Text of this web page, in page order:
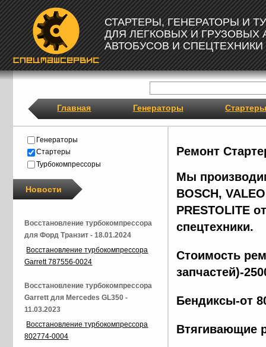
СТАРТЕРЫ, ГЕНЕРАТОРЫ И
ДЛЯ ЛЕГКОВЫХ И ГРУЗОВЫХ
АВТОБУСОВ И СПЕЦТЕХНИКИ
Главная Генераторы Стартеры
Ремонт
Мы
BOSCH,
PRESTOLITE
спецтехники.
Стоимость
запчастей)-
Бендиксы-от
Втягивающие
Генераторы
Стартеры
Турбокомпрессоры
Новости
Восстановление турбокомпрессора
для Форд Транзит - 18.01.2024
Восстановление турбокомпрессора
Garrett 787556-0024
Восстановление турбокомпрессора
Garrett для Mercedes GL350 -
11.03.2023
Восстановление турбокомпрессора
802774-0004